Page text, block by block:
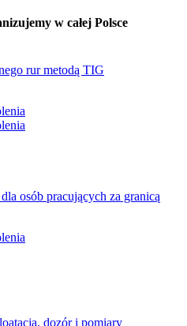
w całej Polsce
rur metodą TIG
osób pracujących za granicą
dozór i pomiary